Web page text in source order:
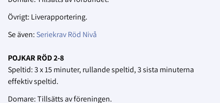
Övrigt: Liverapportering.
Se även: Seriekrav Röd Nivå
POJKAR RÖD 2-8
Speltid: 3 x 15 minuter, rullande speltid, 3 sista minuterna
effektiv speltid.
Domare: Tillsätts av föreningen.